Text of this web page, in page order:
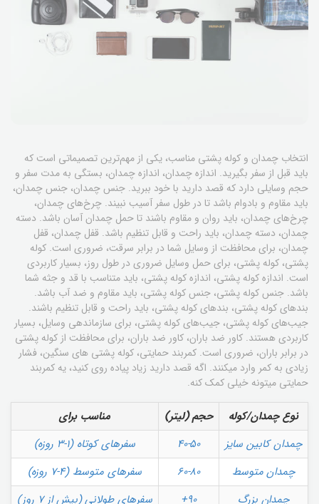
انتخاب چمدان و کوله پشتی مناسب، یکی از مهم‌ترین تصمیماتی است که
باید قبل از سفر بگیرید. اندازه چمدان، اندازه چمدان، بستگی به مدت سفر و
حجم وسایلی دارد که قصد دارید با خود ببرید. جنس چمدان، جنس چمدان،
باید مقاوم و بادوام باشد تا در طول سفر آسیب نبیند. چرخ‌های چمدان،
چرخ‌های چمدان، باید روان و مقاوم باشند تا حمل چمدان آسان باشد. دسته
چمدان، دسته چمدان، باید راحت و قابل تنظیم باشد. قفل چمدان، قفل
چمدان، برای محافظت از وسایل شما در برابر سرقت، ضروری است. کوله
پشتی، کوله پشتی، برای حمل وسایل ضروری در طول روز، بسیار کاربردی
است. اندازه کوله پشتی، اندازه کوله پشتی، باید متناسب با قد و جثه شما
باشد. جنس کوله پشتی، جنس کوله پشتی، باید مقاوم و ضد آب باشد.
بندهای کوله پشتی، بندهای کوله پشتی، باید راحت و قابل تنظیم باشند.
جیب‌های کوله پشتی، جیب‌های کوله پشتی، برای سازماندهی وسایل، بسیار
کاربردی هستند. کاور ضد باران، کاور ضد باران، برای محافظت از کوله پشتی
در برابر باران، ضروری است. کمربند حمایتی، کوله پشتی های سنگین، فشار
زیادی به کمر وارد میکنند. اگه قصد دارید زیاد پیاده روی کنید، یه کمربند
حمایتی میتونه خیلی کمک کنه.
نوع چمدان/کوله حجم (لیتر)
مناسب برای
چمدان کابین سایز
40-50
سفرهای کوتاه (1-3 روزه)
چمدان متوسط
60-80
سفرهای متوسط (4-7 روزه)
چمدان بزرگ
90+ سفرهای طولانی (بیش از 7 روز)